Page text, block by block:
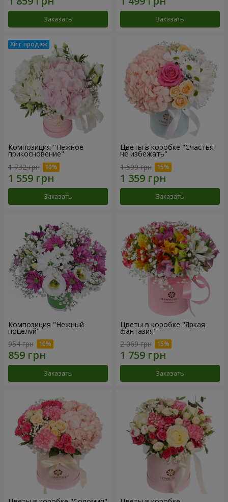
Заказать Заказать
Композиция "Нежное
прикосновение"
1 732 грн
Заказать
Цветы в коробке "Счастья
не избежать"
1 599 грн
Заказать
Композиция "Нежный
поцелуй"
954 грн
Заказать
Цветы в коробке "Яркая
фантазия"
2 069 грн
Заказать